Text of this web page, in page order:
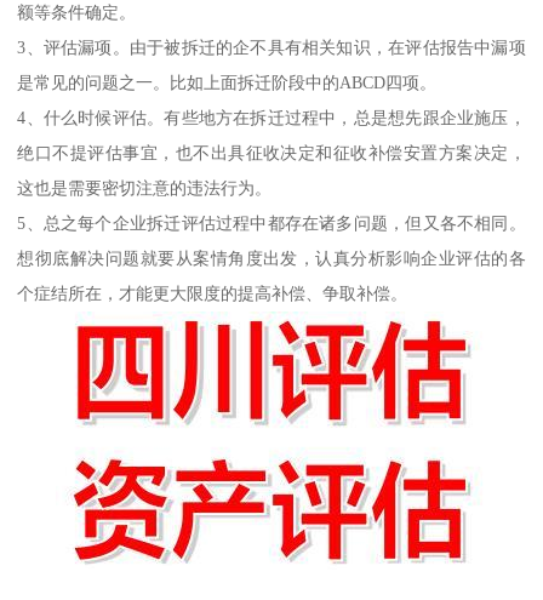
额等条件确定。
3、评估漏项。由于被拆迁的企不具有相关知识，在评估报告中漏项
是常见的问题之一。比如上面拆迁阶段中的ABCD四项。
4、什么时候评估。有些地方在拆迁过程中，总是想先跟企业施压，
绝口不提评估事宜，也不出具征收决定和征收补偿安置方案决定，
这也是需要密切注意的违法行为。
5、总之每个企业拆迁评估过程中都存在诸多问题，但又各不相同。
想彻底解决问题就要从案情角度出发，认真分析影响企业评估的各
个症结所在，才能更大限度的提高补偿、争取补偿。